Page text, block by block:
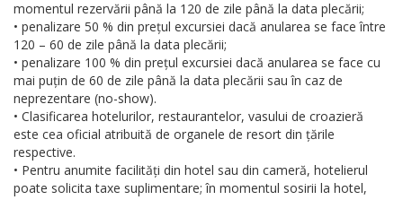
momentul rezervării până la 120 de zile până la data plecării;
• penalizare 50 % din prețul excursiei dacă anularea se face între
120 – 60 de zile până la data plecării;
• penalizare 100 % din prețul excursiei dacă anularea se face cu
mai puțin de 60 de zile până la data plecării sau în caz de
neprezentare (no-show).
• Clasificarea hotelurilor, restaurantelor, vasului de croazieră
este cea oficial atribuită de organele de resort din țările
respective.
• Pentru anumite facilități din hotel sau din cameră, hotelierul
poate solicita taxe suplimentare; în momentul sosirii la hotel,